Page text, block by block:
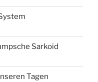
Sarkoid
Tagen